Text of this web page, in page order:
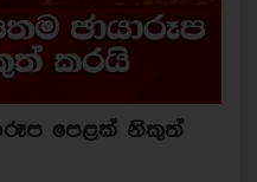
පෙළක් නිකුත්